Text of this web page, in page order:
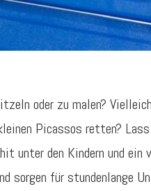
oder zu malen?
Picassos retten?
unter den Kindern und ein
sorgen für stundenlange